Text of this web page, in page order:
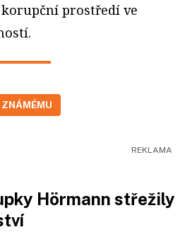
prostředí ve
Hörmann střežily